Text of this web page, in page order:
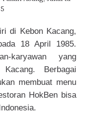
di Kebon Kacang,
18 April 1985.
karyawan yang
Berbagai
membuat menu
HokBen bisa